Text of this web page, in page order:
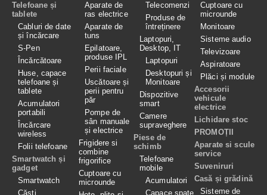
Telefoane și
tablete
Cabluri de date
și încărcare
S-Pen
Încărcătoare
Huse, capace
telefoane și
tablete
Acumulatori
portabili
Încărcare
wireless
Folii telefoane
Smartwatch și
gadget
Smartwatch
Căști
Aparate de
ras electrice
Aparate de
tuns
Epilatoare,
produse IPL
Perii faciale
Uscătoare și
perii pentru
păr
Pompe de
sân manuale
și electrice
Frigidere si
combine
frigorifice
Cuptoare cu
microunde
Telecomenzi
Produse de
întreținere
Laptopuri,
Desktop, IT
Laptopuri
Desktopuri și
Monitoare
Dispozitive
smart
Camere
supraveghere
Piese de
schimb
Telefoane
mobile
Acumulatori
Capace spate
Cuptoare cu
microunde
Monitoare
Sisteme audio
Televizoare
Aspiratoare
Plăci și module
Accesorii
vehicule
electrice
Lichidare stoc
PROMOȚII
Aparate si scule
service
Suveniruri
Casă și grădină
Sisteme de